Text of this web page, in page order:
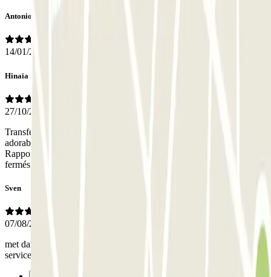
Antonio
14/01/2026
Hinaïa
27/10/2025
Transfert du parking jusque Venise très facile. Le propriétaire a été
adorable et très disponible pour moi. Encore merci pour tout !
Rapport qualité-prix très correct, je vous le recommande les yeux
fermés.
Sven
07/08/2025
met dakkoffer goed te doen omdat de plekken buiten zijn. Goede
service verder